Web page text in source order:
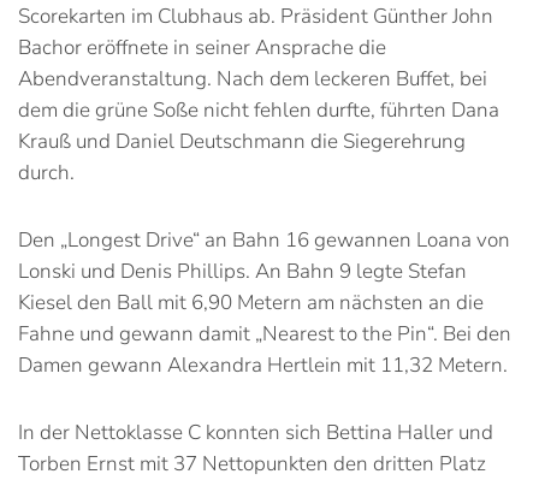
Scorekarten im Clubhaus ab. Präsident Günther John
Bachor eröffnete in seiner Ansprache die
Abendveranstaltung. Nach dem leckeren Buffet, bei
dem die grüne Soße nicht fehlen durfte, führten Dana
Krauß und Daniel Deutschmann die Siegerehrung
durch.
Den „Longest Drive“ an Bahn 16 gewannen Loana von
Lonski und Denis Phillips. An Bahn 9 legte Stefan
Kiesel den Ball mit 6,90 Metern am nächsten an die
Fahne und gewann damit „Nearest to the Pin“. Bei den
Damen gewann Alexandra Hertlein mit 11,32 Metern.
In der Nettoklasse C konnten sich Bettina Haller und
Torben Ernst mit 37 Nettopunkten den dritten Platz